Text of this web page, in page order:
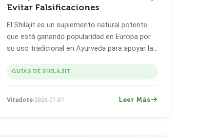
Evitar Falsificaciones
El Shilajit es un suplemento natural potente
que está ganando popularidad en Europa por
su uso tradicional en Ayurveda para apoyar la
creciente demanda viene el riesgo de
especialmente en marketplaces en línea como
GUÍAS DE SHILAJIT
Vitadote 2026-01-01 Leer Más